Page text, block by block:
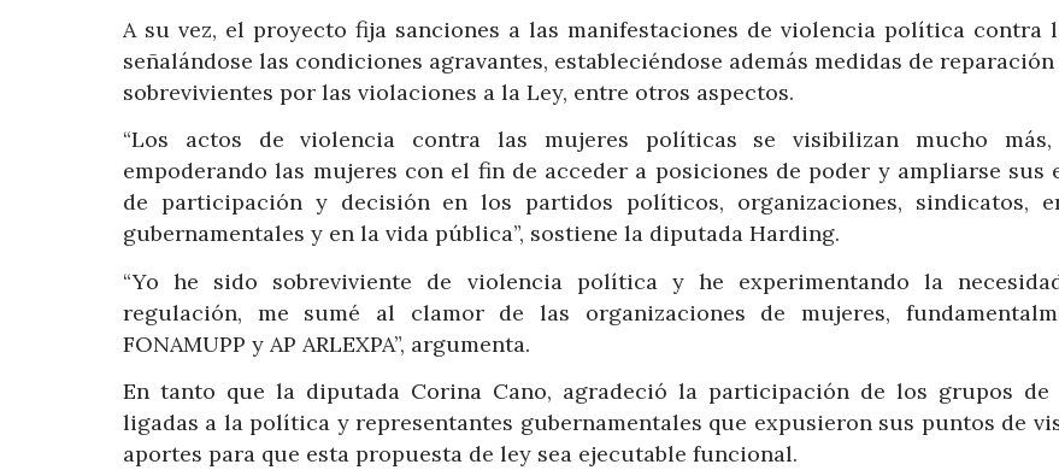
A su vez, el proyecto fija sanciones a las manifestaciones de violencia política contra
señalándose las condiciones agravantes, estableciéndose además medidas de
sobrevivientes por las violaciones a la Ley, entre otros aspectos.
“Los actos de violencia contra las mujeres políticas se visibilizan mucho
empoderando las mujeres con el fin de acceder a posiciones de poder y ampliarse sus
de participación y decisión en los partidos políticos, organizaciones, sindicatos,
gubernamentales y en la vida pública”, sostiene la diputada Harding.
“Yo he sido sobreviviente de violencia política y he experimentando la
regulación, me sumé al clamor de las organizaciones de mujeres,
FONAMUPP y AP ARLEXPA”, argumenta.
En tanto que la diputada Corina Cano, agradeció la participación de los grupos de
ligadas a la política y representantes gubernamentales que expusieron sus puntos de
aportes para que esta propuesta de ley sea ejecutable funcional.